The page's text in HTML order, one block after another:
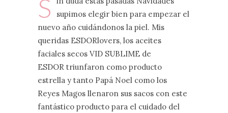
S
supimos elegir bien para empezar el
nuevo año cuidándonos la piel. Mis
queridas ESDORlovers, los aceites
faciales secos VID SUBLIME de
ESDOR triunfaron como producto
estrella y tanto Papá Noel como los
Reyes Magos llenaron sus sacos con este
fantástico producto para el cuidado del